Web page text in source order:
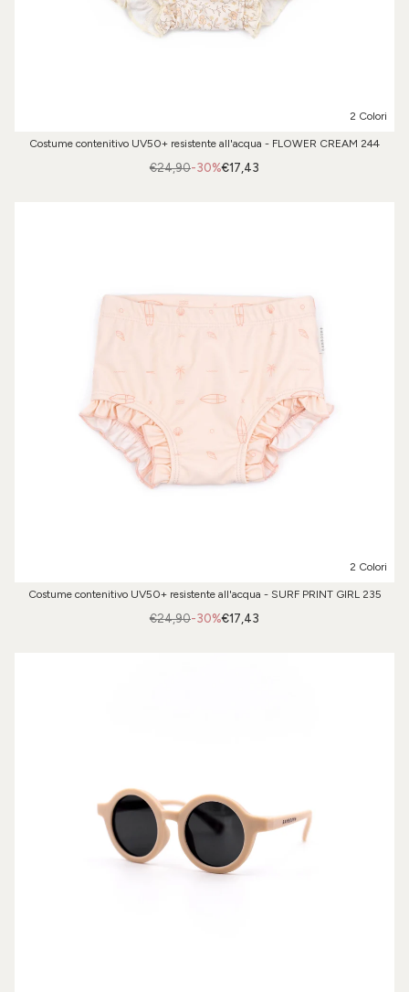
2 Colori
Costume contenitivo UV50+ resistente all'acqua - FLOWER CREAM 244
-30%
€24,90 €17,43
2 Colori
Costume contenitivo UV50+ resistente all'acqua - SURF PRINT GIRL 235
-30%
€24,90 €17,43